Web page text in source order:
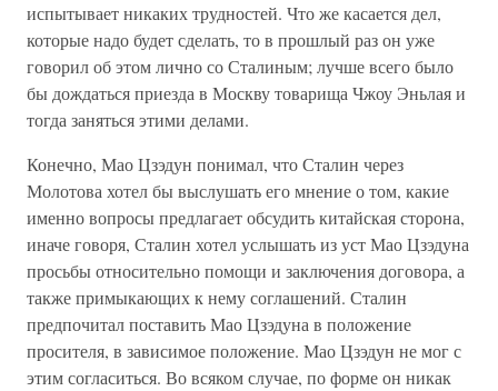
испытывает никаких трудностей. Что же касается дел,
которые надо будет сделать, то в прошлый раз он уже
говорил об этом лично со Сталиным; лучше всего было
бы дождаться приезда в Москву товарища Чжоу Эньлая и
тогда заняться этими делами.
Конечно, Мао Цзэдун понимал, что Сталин через
Молотова хотел бы выслушать его мнение о том, какие
именно вопросы предлагает обсудить китайская сторона,
иначе говоря, Сталин хотел услышать из уст Мао Цзэдуна
просьбы относительно помощи и заключения договора, а
также примыкающих к нему соглашений. Сталин
предпочитал поставить Мао Цзэдуна в положение
просителя, в зависимое положение. Мао Цзэдун не мог с
этим согласиться. Во всяком случае, по форме он никак